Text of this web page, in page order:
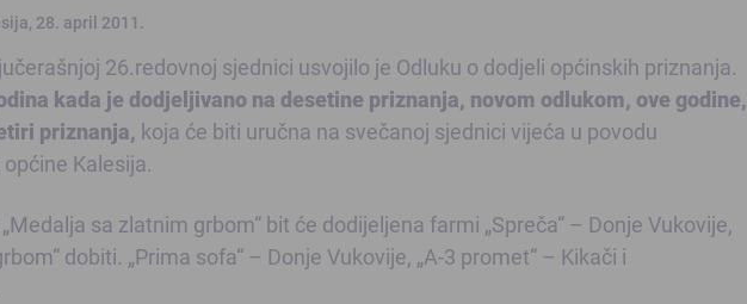
28. april 2011.
26.redovnoj sjednici usvojilo je Odluku o dodjeli općinskih priznanja.
kada je dodjeljivano na desetine priznanja, novom odlukom, ove godine,
priznanja, koja će biti uručna na svečanoj sjednici vijeća u povodu
Kalesija.
sa zlatnim grbom“ bit će dodijeljena farmi „Spreča“ – Donje Vukovije,
dobiti. „Prima sofa“ – Donje Vukovije, „A-3 promet“ – Kikači i